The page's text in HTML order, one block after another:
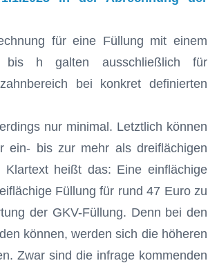
für eine Füllung mit einem
h galten ausschließlich für
bei konkret definierten
nur minimal. Letztlich können
ein- bis zur mehr als dreiflächigen
heißt das: Eine einflächige
Füllung für rund 47 Euro zu
der GKV-Füllung. Denn bei den
können, werden sich die höheren
Zwar sind die infrage kommenden